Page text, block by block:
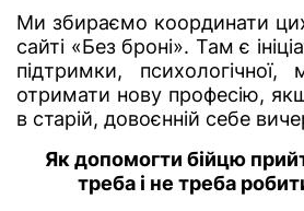
Ми збираємо координати
сайті «Без броні». Там є
підтримки,
отримати нову професію,
в старій, довоєнній себе
Як допомогти бійцю
треба і не треба